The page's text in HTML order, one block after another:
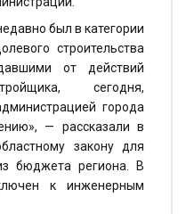
был в категории
строительства
от действий
сегодня,
города
— рассказали в
закону для
бюджета региона. В
к инженерным